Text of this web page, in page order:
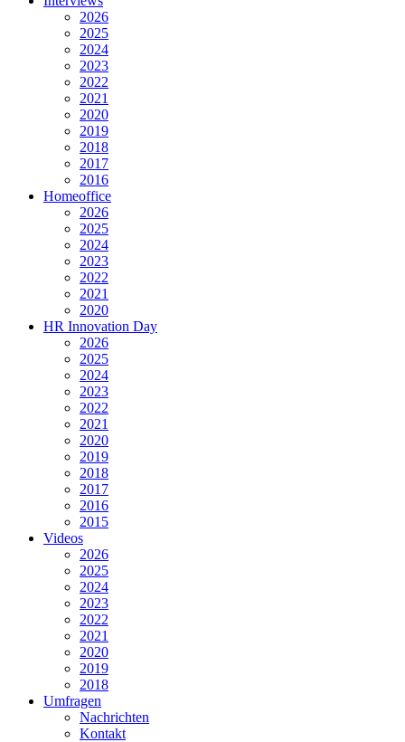
2026
2025
2024
2023
2022
2021
2020
2019
2018
2017
2016
Homeoffice
2026
2025
2024
2023
2022
2021
2020
HR Innovation Day
2026
2025
2024
2023
2022
2021
2020
2019
2018
2017
2016
2015
Videos
2026
2025
2024
2023
2022
2021
2020
2019
2018
Umfragen
Nachrichten
Kontakt